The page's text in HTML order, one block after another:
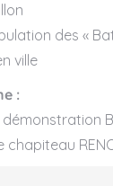
des «
ville
:
chapiteau